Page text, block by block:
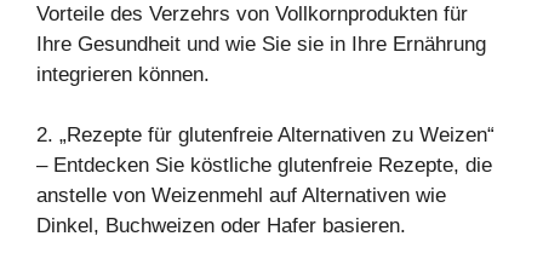
Vorteile des Verzehrs von Vollkornprodukten für
Ihre Gesundheit und wie Sie sie in Ihre Ernährung
integrieren können.
2. „Rezepte für glutenfreie Alternativen zu Weizen“
– Entdecken Sie köstliche glutenfreie Rezepte, die
anstelle von Weizenmehl auf Alternativen wie
Dinkel, Buchweizen oder Hafer basieren.